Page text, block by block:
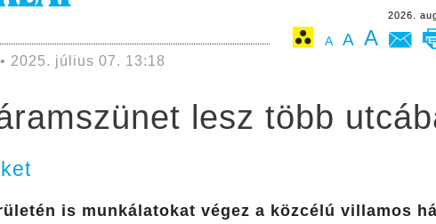
2026.
A A A
• 2025. július 07. 13:18
lesz több
is munkálatokat végez a közcélú villamos